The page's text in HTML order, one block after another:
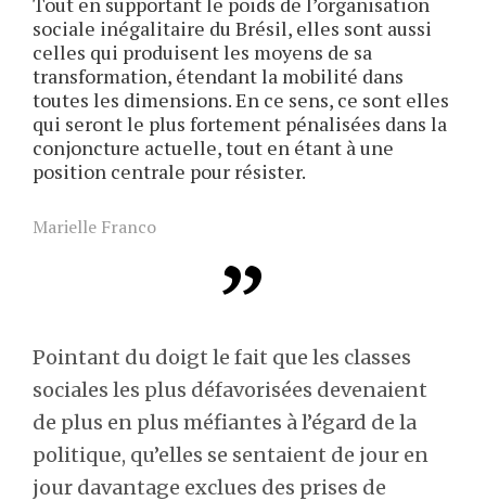
sociale inégalitaire du Brésil, elles sont aussi
celles qui produisent les moyens de sa
transformation, étendant la mobilité dans
toutes les dimensions. En ce sens, ce sont elles
qui seront le plus fortement pénalisées dans la
conjoncture actuelle, tout en étant à une
position centrale pour résister.
Marielle Franco
Pointant du doigt le fait que les classes
sociales les plus défavorisées devenaient
de plus en plus méfiantes à l’égard de la
politique, qu’elles se sentaient de jour en
jour davantage exclues des prises de